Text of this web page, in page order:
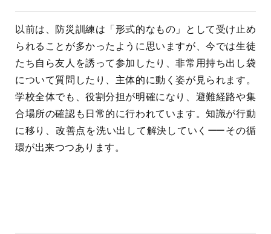
以前は、防災訓練は「形式的なもの」として受け止め
られることが多かったように思いますが、今では生徒
たち自ら友人を誘って参加したり、非常用持ち出し袋
について質問したり、主体的に動く姿が見られます。
学校全体でも、役割分担が明確になり、避難経路や集
合場所の確認も日常的に行われています。知識が行動
に移り、改善点を洗い出して解決していく ーーその循
環が出来つつあります。